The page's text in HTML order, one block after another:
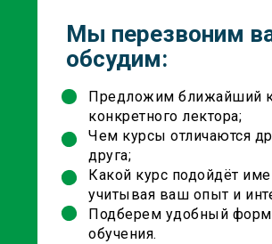
Предложим ближайший
конкретного лектора;
Чем курсы отличаются
друга;
Какой курс подойдёт
учитывая ваш опыт и
Подберем удобный
обучения.
Мы перезвоним
обсудим: